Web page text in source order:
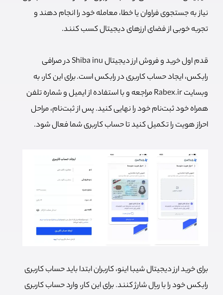
نیاز به جستجوی فراوان یا خطا، معامله خود را انجام دهند و
تجربه خوبی از فضای ارزهای دیجیتال کسب کنند.
قدم اول خرید و فروش ارز دیجیتال Shiba inu در صرافی
رابکس، ایجاد حساب کاربری در رابکس است.برای این کار، به
وبسایت Rabex.ir مراجعه و با استفاده از ایمیل و شماره تلفن
همراه خود ثبت‌نام خود را نهایی کنید. پس از ثبت‌نام، مراحل
احراز هویت را تکمیل کنید تا حساب کاربری شما فعال شود.
برای خرید ارز دیجیتال شیبا اینو، کاربران ابتدا باید حساب کاربری
رابکس خود را با ریال شارژ کنند.برای این کار، وارد حساب کاربری